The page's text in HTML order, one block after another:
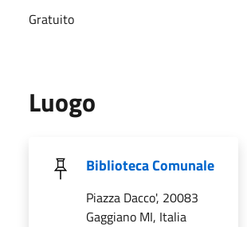
Gratuito
Luogo
Biblioteca Comunale
Piazza Dacco', 20083
Gaggiano MI, Italia